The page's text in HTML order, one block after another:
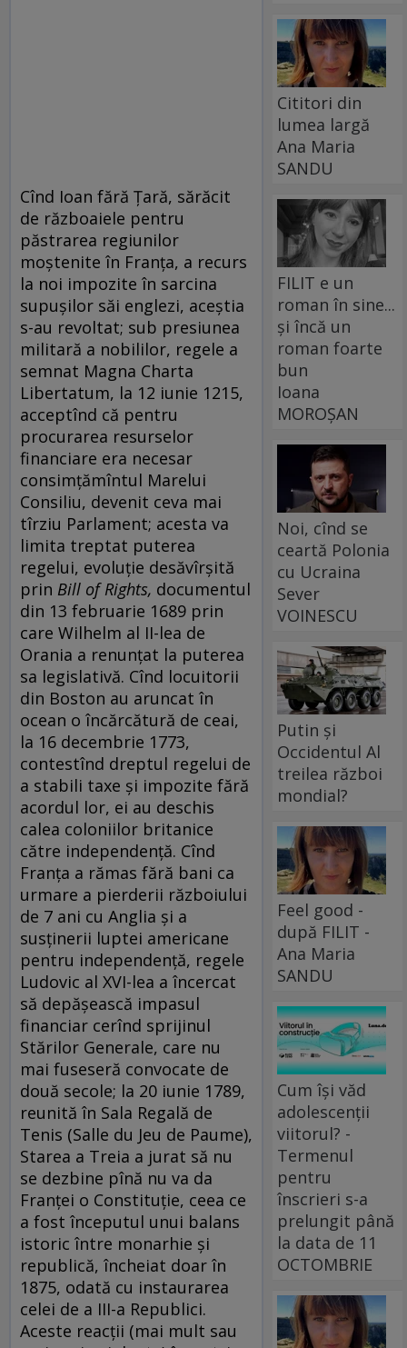
Cînd Ioan fără Țară, sărăcit
de războaiele pentru
păstrarea regiunilor
moștenite în Franța, a recurs
la noi impozite în sarcina
supușilor săi englezi, aceștia
s-au revoltat; sub presiunea
militară a nobililor, regele a
semnat Magna Charta
Libertatum, la 12 iunie 1215,
acceptînd că pentru
procurarea resurselor
financiare era necesar
consimțămîntul Marelui
Consiliu, devenit ceva mai
tîrziu Parlament; acesta va
limita treptat puterea
regelui, evoluție desăvîrșită
prin Bill of Rights, documentul
din 13 februarie 1689 prin
care Wilhelm al II-lea de
Orania a renunțat la puterea
sa legislativă. Cînd locuitorii
din Boston au aruncat în
ocean o încărcătură de ceai,
la 16 decembrie 1773,
contestînd dreptul regelui de
a stabili taxe și impozite fără
acordul lor, ei au deschis
calea coloniilor britanice
către independență. Cînd
Franța a rămas fără bani ca
urmare a pierderii războiului
de 7 ani cu Anglia și a
susținerii luptei americane
pentru independență, regele
Ludovic al XVI-lea a încercat
să depășească impasul
financiar cerînd sprijinul
Stărilor Generale, care nu
mai fuseseră convocate de
două secole; la 20 iunie 1789,
reunită în Sala Regală de
Tenis (Salle du Jeu de Paume),
Starea a Treia a jurat să nu
se dezbine pînă nu va da
Franței o Constituție, ceea ce
a fost începutul unui balans
istoric între monarhie și
republică, încheiat doar în
1875, odată cu instaurarea
celei de a III-a Republici.
Aceste reacții (mai mult sau
Cititori din
lumea largă
Ana Maria
SANDU
FILIT e un
roman în sine...
și încă un
roman foarte
bun
Ioana
MOROȘAN
Noi, cînd se
ceartă Polonia
cu Ucraina
Sever
VOINESCU
Putin și
Occidentul Al
treilea război
mondial?
Feel good -
după FILIT -
Ana Maria
SANDU
Cum își văd
adolescenții
viitorul? -
Termenul
pentru
înscrieri s-a
prelungit până
la data de 11
OCTOMBRIE